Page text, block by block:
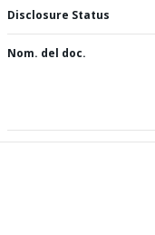
Disclosure Status
Nom. del doc.